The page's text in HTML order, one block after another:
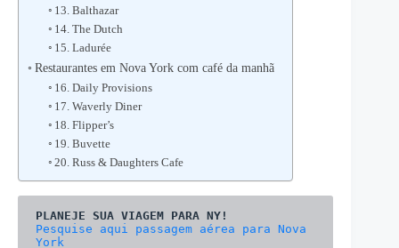
13. Balthazar
14. The Dutch
15. Ladurée
Restaurantes em Nova York com café da manhã
16. Daily Provisions
17. Waverly Diner
18. Flipper’s
19. Buvette
20. Russ & Daughters Cafe
Pesquise aqui passagem aérea para Nova